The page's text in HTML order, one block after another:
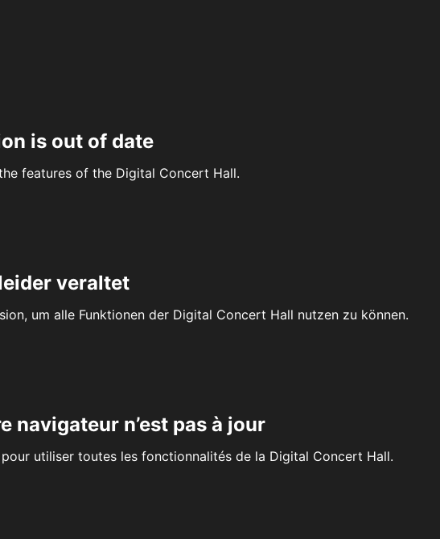
is out of date
features of the Digital Concert Hall.
veraltet
um alle Funktionen der Digital Concert Hall nutzen zu können.
navigateur n’est pas à jour
utiliser toutes les fonctionnalités de la Digital Concert Hall.